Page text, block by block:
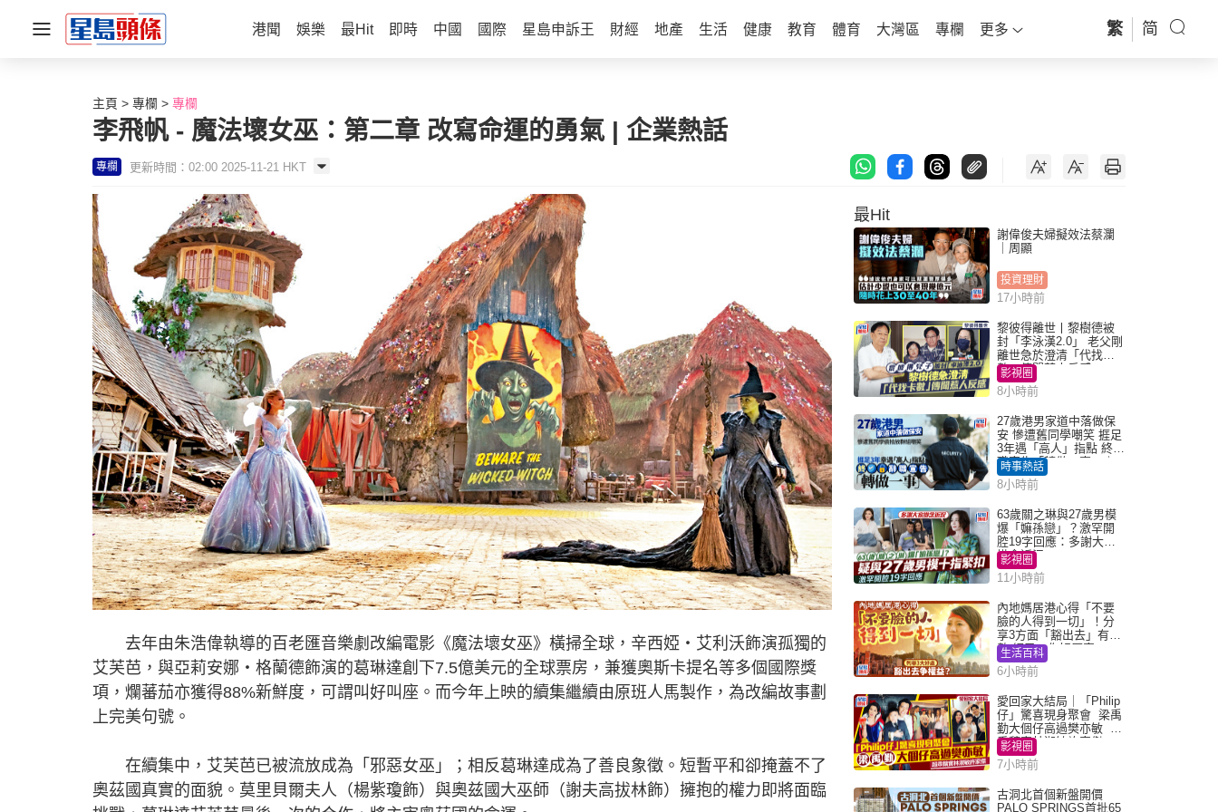
港聞 娛樂 最Hit 即時 中國 國際 星島申訴王 財經 地產 生活 健康 教育 體育 大灣區 專欄 更多 繁 简
主頁 專欄 專欄
李飛帆 - 魔法壞女巫：第二章 改寫命運的勇氣 | 企業熱話
專欄 更新時間：02:00 2025-11-21 HKT
去年由朱浩偉執導的百老匯音樂劇改編電影《魔法壞女巫》橫掃全球，辛西婭‧艾利沃飾演孤獨的
艾芙芭，與亞莉安娜‧格蘭德飾演的葛琳達創下7.5億美元的全球票房，兼獲奧斯卡提名等多個國際獎
項，爛蕃茄亦獲得88%新鮮度，可謂叫好叫座。而今年上映的續集繼續由原班人馬製作，為改編故事劃
上完美句號。
在續集中，艾芙芭已被流放成為「邪惡女巫」；相反葛琳達成為了善良象徵。短暫平和卻掩蓋不了
奧茲國真實的面貌。莫里貝爾夫人（楊紫瓊飾）與奧兹國大巫師（謝夫高拔林飾）擁抱的權力即將面臨
最Hit
謝偉俊夫婦擬效法蔡瀾
｜周顯
投資理財
17小時前
黎彼得離世丨黎樹德被
封「李泳漢2.0」 老父剛
離世急於澄清「代找卡
數」傳聞惹人反感
影視圈
8小時前
27歲港男家道中落做保
安 慘遭舊同學嘲笑 捱足
3年遇「高人」指點 終辭
職宣告「轉做一事」｜
Juicy叮
時事熱話
8小時前
63歲關之琳與27歲男模
爆「嫲孫戀」？激罕開
腔19字回應：多謝大家
掛念近況
影視圈
11小時前
內地媽居港心得「不要
臉的人得到一切」！分
享3方面「豁出去」有著
數 網民：你好厲害
生活百科
6小時前
愛回家大結局｜「Philip
仔」驚喜現身聚會 梁禹
勤大個仔高過樊亦敏 超
乖黐實林淑敏許家傑
影視圈
7小時前
古洞北首個新盤開價
PALO SPRINGS首批65